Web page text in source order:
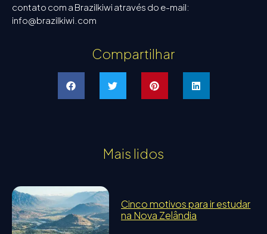
contato com a Brazilkiwi através do e-mail:
info@brazilkiwi.com
Compartilhar
Mais lidos
Cinco motivos para ir estudar
na Nova Zelândia